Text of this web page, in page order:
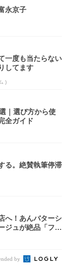
永京子
一度も当たらない
してます
)
｜選び方から使
全ガイド
る。絶賛執筆停滞
へ！あんバターシ
ジュが絶品「フー
by